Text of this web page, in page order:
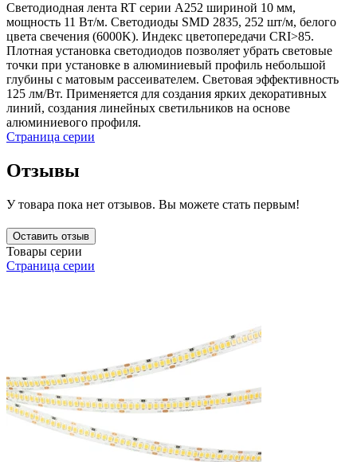
Светодиодная лента RT серии A252 шириной 10 мм,
мощность 11 Вт/м. Светодиоды SMD 2835, 252 шт/м, белого
цвета свечения (6000K). Индекс цветопередачи CRI>85.
Плотная установка светодиодов позволяет убрать световые
точки при установке в алюминиевый профиль небольшой
глубины с матовым рассеивателем. Световая эффективность
125 лм/Вт. Применяется для создания ярких декоративных
линий, создания линейных светильников на основе
алюминиевого профиля.
Страница серии
Отзывы
У товара пока нет отзывов. Вы можете стать первым!
Оставить отзыв
Товары серии
Страница серии